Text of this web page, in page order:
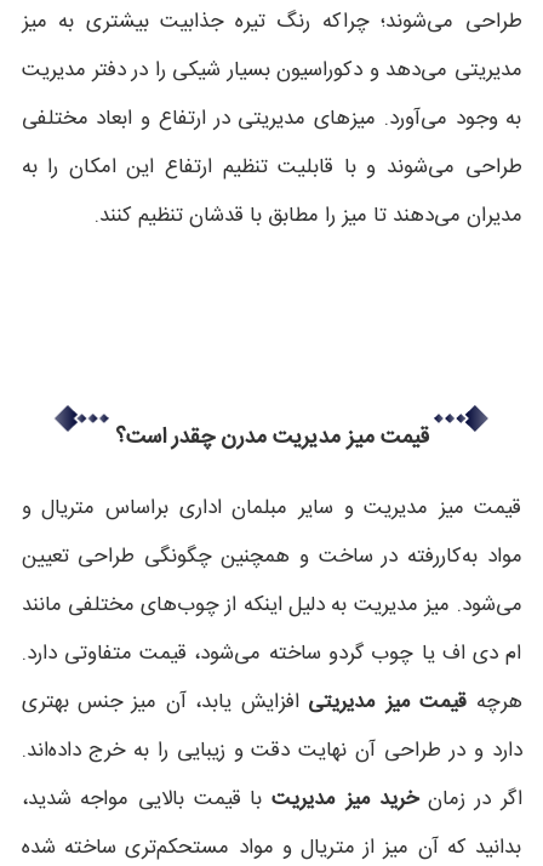
طراحی می‌شوند؛ چراکه رنگ‌ تیره جذابیت بیشتری به میز
مدیریتی می‌دهد و دکوراسیون بسیار شیکی را در دفتر مدیریت
به وجود می‌آورد. میزهای مدیریتی در ارتفاع‌ و ابعاد مختلفی
طراحی می‌شوند و با قابلیت تنظیم ارتفاع این امکان را به
مدیران می‌دهند تا میز را مطابق با قدشان تنظیم کنند.
قیمت میز مدیریت مدرن چقدر است؟
قیمت میز مدیریت و سایر مبلمان اداری براساس متریال و
مواد به‌کاررفته در ساخت و همچنین چگونگی طراحی تعیین
می‌شود. میز مدیریت به دلیل اینکه از چوب‌های مختلفی مانند
ام دی اف یا چوب گردو ساخته می‌شود، قیمت‌ متفاوتی دارد.
هرچه قیمت میز مدیریتیافزایش یابد، آن میز جنس بهتری
دارد و در طراحی آن نهایت دقت و زیبایی را به خرج داده‌اند.
اگر در زمانخرید میز مدیریت با قیمت بالایی مواجه شدید،
بدانید که آن میز از متریال و مواد مستحکم‌تری ساخته شده